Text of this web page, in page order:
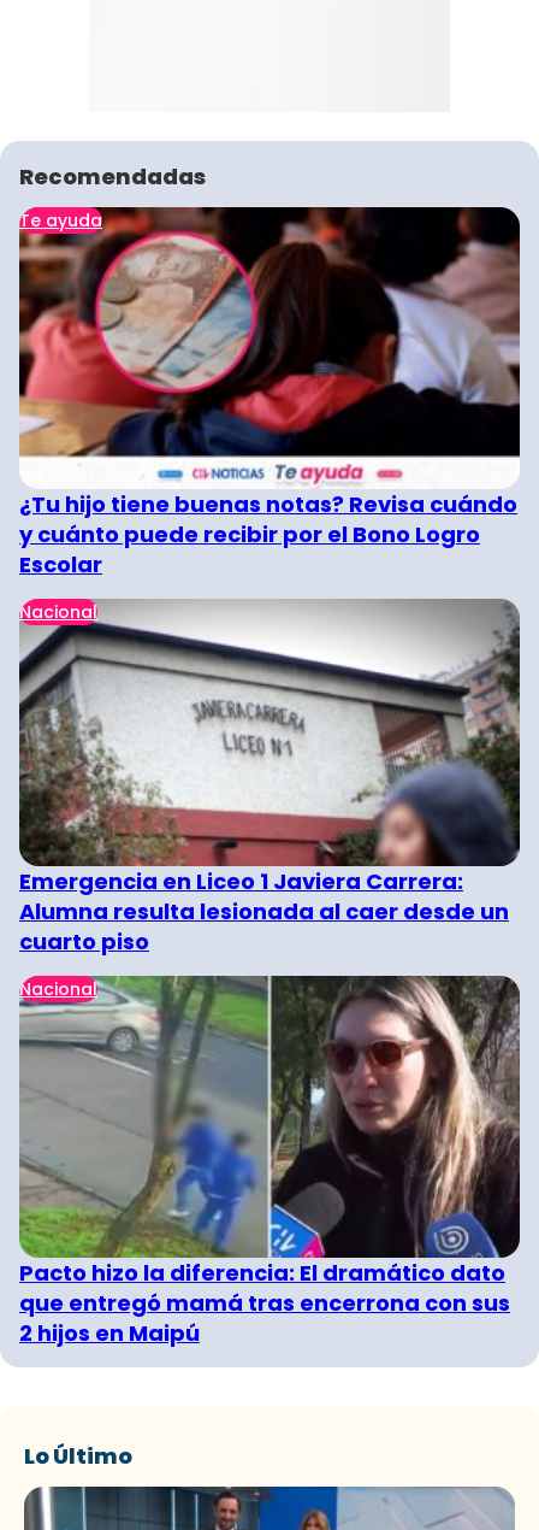
Recomendadas
Te ayuda
¿Tu hijo tiene buenas notas? Revisa cuándo
y cuánto puede recibir por el Bono Logro
Escolar
Nacional
Emergencia en Liceo 1 Javiera Carrera:
Alumna resulta lesionada al caer desde un
cuarto piso
Nacional
Pacto hizo la diferencia: El dramático dato
que entregó mamá tras encerrona con sus
2 hijos en Maipú
Lo Último